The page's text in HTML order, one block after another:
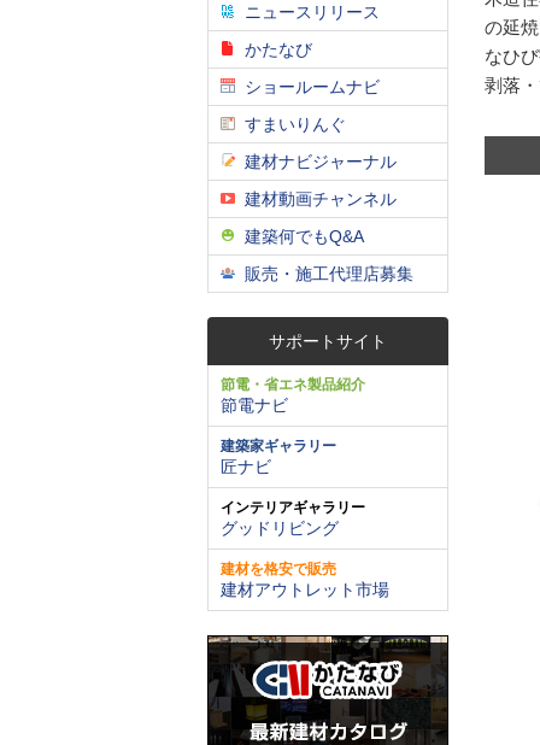
ニュースリリース
かたなび
ショールームナビ
すまいりんぐ
建材ナビジャーナル
建材動画チャンネル
建築何でもQ&A
販売・施工代理店募集
サポートサイト
節電・省エネ製品紹介
節電ナビ
建築家ギャラリー
匠ナビ
インテリアギャラリー
グッドリビング
建材を格安で販売
建材アウトレット市場
の延
なひ
剥落